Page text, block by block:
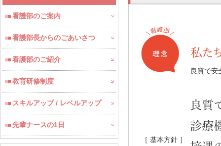
良質で安
［ 基本方針 ］
看護部のご案内
看護部長からのごあいさつ
看護部のご紹介
教育研修制度
スキルアップ / レベルアップ
先輩ナースの1日